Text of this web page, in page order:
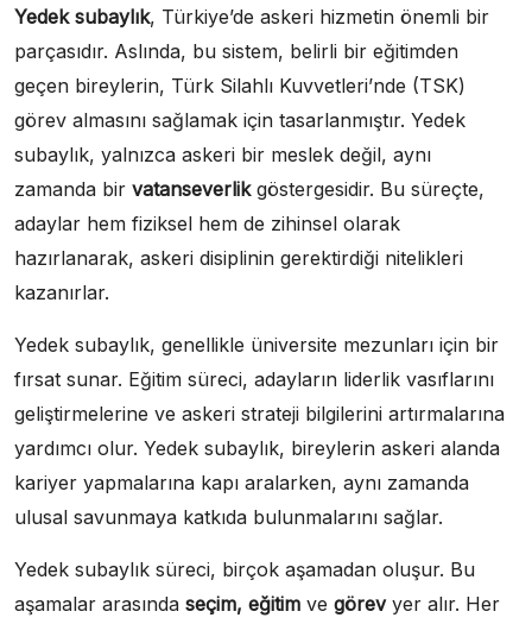
Yedek subaylık, Türkiye’de askeri hizmetin önemli bir
parçasıdır. Aslında, bu sistem, belirli bir eğitimden
geçen bireylerin, Türk Silahlı Kuvvetleri’nde (TSK)
görev almasını sağlamak için tasarlanmıştır. Yedek
subaylık, yalnızca askeri bir meslek değil, aynı
zamanda bir vatanseverlikgöstergesidir. Bu süreçte,
adaylar hem fiziksel hem de zihinsel olarak
hazırlanarak, askeri disiplinin gerektirdiği nitelikleri
kazanırlar.
Yedek subaylık, genellikle üniversite mezunları için bir
fırsat sunar. Eğitim süreci, adayların liderlik vasıflarını
geliştirmelerine ve askeri strateji bilgilerini artırmalarına
yardımcı olur. Yedek subaylık, bireylerin askeri alanda
kariyer yapmalarına kapı aralarken, aynı zamanda
ulusal savunmaya katkıda bulunmalarını sağlar.
Yedek subaylık süreci, birçok aşamadan oluşur. Bu
aşamalar arasında seçim, eğitim ve görevyer alır. Her